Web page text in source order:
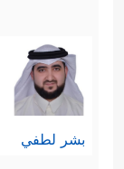
بشر لطفي